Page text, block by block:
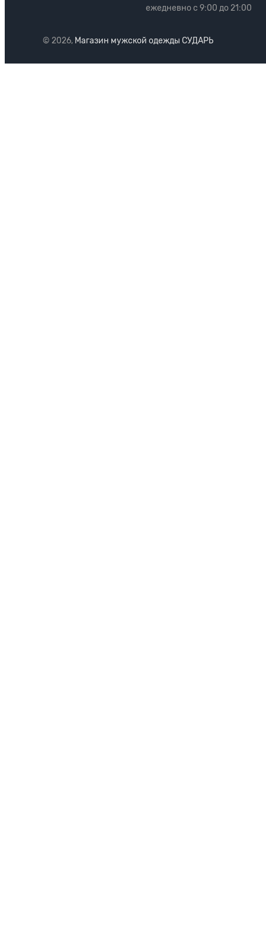
ежедневно с 9:00 до 21:00
© 2026, Магазин мужской одежды СУДАРЬ